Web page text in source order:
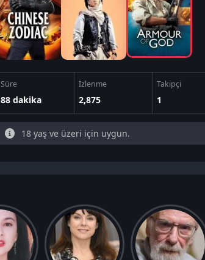
Süre
88 dakika
İzlenme
2,875
Takipçi
1
18 yaş ve üzeri için uygun.